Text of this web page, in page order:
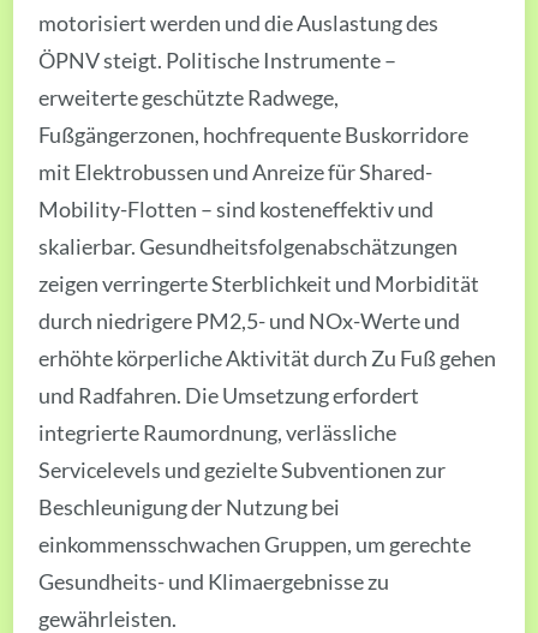
motorisiert werden und die Auslastung des
ÖPNV steigt. Politische Instrumente –
erweiterte geschützte Radwege,
Fußgängerzonen, hochfrequente Buskorridore
mit Elektrobussen und Anreize für Shared-
Mobility-Flotten – sind kosteneffektiv und
skalierbar. Gesundheitsfolgenabschätzungen
zeigen verringerte Sterblichkeit und Morbidität
durch niedrigere PM2,5- und NOx-Werte und
erhöhte körperliche Aktivität durch Zu Fuß gehen
und Radfahren. Die Umsetzung erfordert
integrierte Raumordnung, verlässliche
Servicelevels und gezielte Subventionen zur
Beschleunigung der Nutzung bei
einkommensschwachen Gruppen, um gerechte
Gesundheits- und Klimaergebnisse zu
gewährleisten.